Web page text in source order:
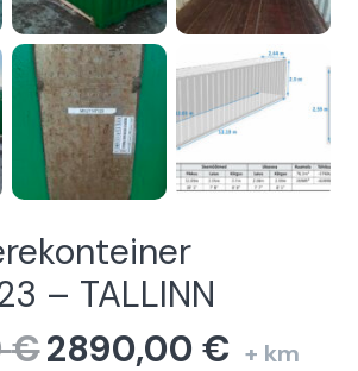
– TALLINN
€ Algne
2890,00 € Current
+ km